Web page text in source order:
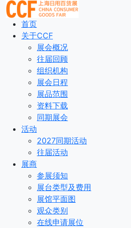
首页
关于CCF
展会概况
往届回顾
组织机构
展会日程
展品范围
资料下载
同期展会
活动
2027同期活动
往届活动
展商
参展须知
展台类型及费用
展馆平面图
观众类别
在线申请展位